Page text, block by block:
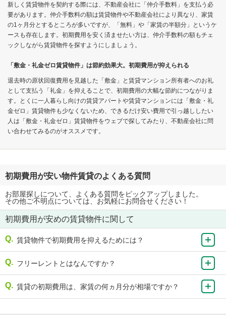
新しく賃貸物件を契約する際には、不動産会社に「仲介手数料」を支払う必
要があります。仲介手数料の額は賃貸物件や不動産会社により異なり、家賃
の1ヶ月分とするところが多いですが、「無料」や「家賃の半額分」というケ
ースも存在します。初期費用を安く済ませたい方は、仲介手数料の額もチェ
ックしながら賃貸物件を探すようにしましょう。
「敷金・礼金ゼロ賃貸物件」は節約効果大。初期費用が抑えられる
退去時の原状回復費用を見越した「敷金」と賃貸マンション所有者へのお礼
として支払う「礼金」を抑えることで、初期費用の大幅な節約につながりま
す。とくに一人暮らし向けの賃貸アパートや賃貸マンションには「敷金・礼
金ゼロ」賃貸物件も少なくないため、できるだけ安い費用で引っ越ししたい
人は「敷金・礼金ゼロ」賃貸物件をウェブで探してみたり、不動産会社に問
い合わせてみるのがオススメです。
初期費用が安い物件賃貸のよくある質問
お部屋探しについて、よくある質問をピックアップしました。
その他ご不明点については、お気軽にお問合せください！
初期費用が安めの賃貸物件に関して
賃貸物件で初期費用を抑えるためには？
フリーレントとはなんですか？
賃貸の初期費用は、家賃の何ヵ月分が相場ですか？